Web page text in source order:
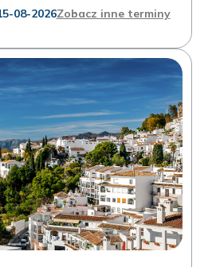
08-2026Zobacz inne terminy